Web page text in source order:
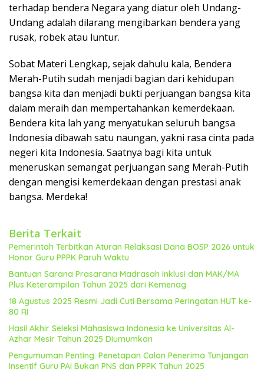
terhadap bendera Negara yang diatur oleh Undang-
Undang adalah dilarang mengibarkan bendera yang
rusak, robek atau luntur.
Sobat Materi Lengkap, sejak dahulu kala, Bendera
Merah-Putih sudah menjadi bagian dari kehidupan
bangsa kita dan menjadi bukti perjuangan bangsa kita
dalam meraih dan mempertahankan kemerdekaan.
Bendera kita lah yang menyatukan seluruh bangsa
Indonesia dibawah satu naungan, yakni rasa cinta pada
negeri kita Indonesia. Saatnya bagi kita untuk
meneruskan semangat perjuangan sang Merah-Putih
dengan mengisi kemerdekaan dengan prestasi anak
bangsa. Merdeka!
Berita Terkait
Pemerintah Terbitkan Aturan Relaksasi Dana BOSP 2026 untuk
Honor Guru PPPK Paruh Waktu
Bantuan Sarana Prasarana Madrasah Inklusi dan MAK/MA
Plus Keterampilan Tahun 2025 dari Kemenag
18 Agustus 2025 Resmi Jadi Cuti Bersama Peringatan HUT ke-
80 RI
Hasil Akhir Seleksi Mahasiswa Indonesia ke Universitas Al-
Azhar Mesir Tahun 2025 Diumumkan
Pengumuman Penting: Penetapan Calon Penerima Tunjangan
Insentif Guru PAI Bukan PNS dan PPPK Tahun 2025